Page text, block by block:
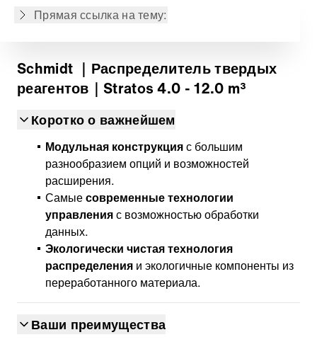
Прямая ссылка на тему:
Back to overview
Schmidt ｜Распределитель твердых
реагентов ｜Stratos 4.0 - 12.0 m³
Коротко о важнейшем
Модульная конструкцияс большим
разнообразием опций и возможностей
расширения.
Самыесовременные технологии
управленияс возможностью обработки
данных.
Экологически чистая технология
распределения и экологичные компоненты из
переработанного материала.
Ваши преимущества